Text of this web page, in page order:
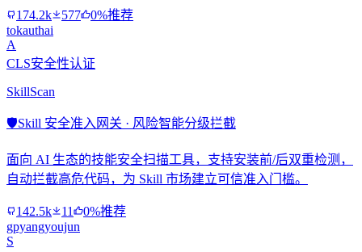
174.2k 577
0%推荐
tokauthai
A
CLS安全性认证
SkillScan
🛡️Skill 安全准入网关 · 风险智能分级拦截
面向 AI 生态的技能安全扫描工具，支持安装前/后双重检测，
自动拦截高危代码，为 Skill 市场建立可信准入门槛。
142.5k 11
0%推荐
gpyangyoujun
S